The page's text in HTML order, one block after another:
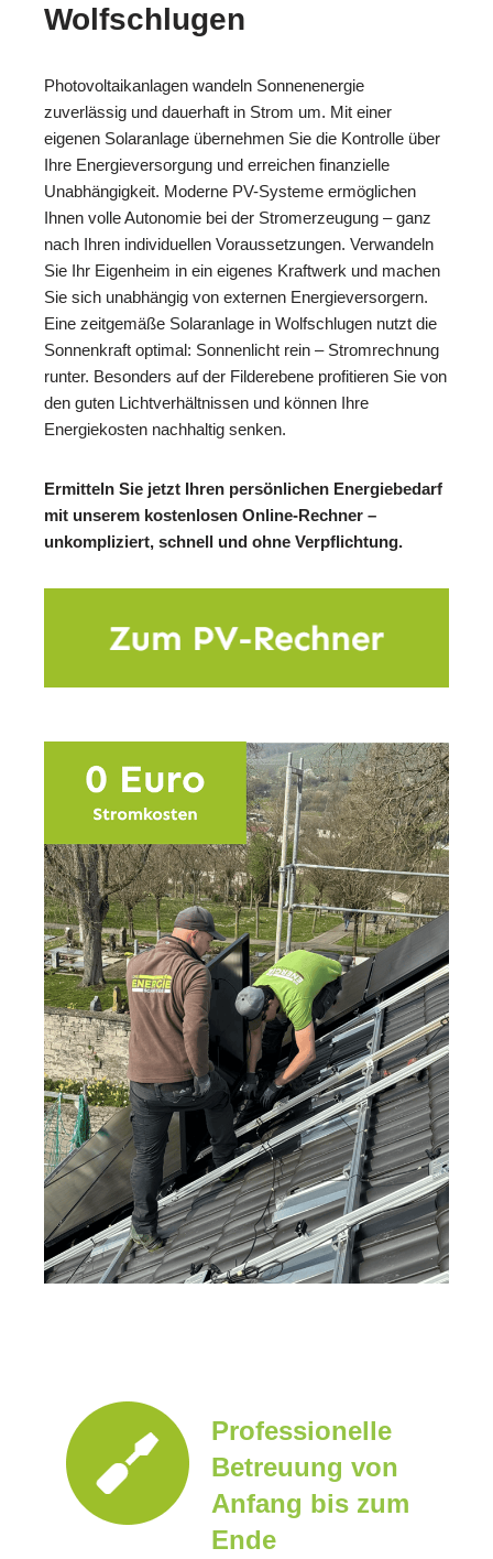
Wolfschlugen
Photovoltaikanlagen wandeln Sonnenenergie
zuverlässig und dauerhaft in Strom um. Mit einer
eigenen Solaranlage übernehmen Sie die Kontrolle über
Ihre Energieversorgung und erreichen finanzielle
Unabhängigkeit. Moderne PV-Systeme ermöglichen
Ihnen volle Autonomie bei der Stromerzeugung – ganz
nach Ihren individuellen Voraussetzungen. Verwandeln
Sie Ihr Eigenheim in ein eigenes Kraftwerk und machen
Sie sich unabhängig von externen Energieversorgern.
Eine zeitgemäße Solaranlage in Wolfschlugen nutzt die
Sonnenkraft optimal: Sonnenlicht rein – Stromrechnung
runter. Besonders auf der Filderebene profitieren Sie von
den guten Lichtverhältnissen und können Ihre
Energiekosten nachhaltig senken.
Ermitteln Sie jetzt Ihren persönlichen Energiebedarf
mit unserem kostenlosen Online-Rechner –
unkompliziert, schnell und ohne Verpflichtung.
Professionelle
Betreuung von
Anfang bis zum
Ende